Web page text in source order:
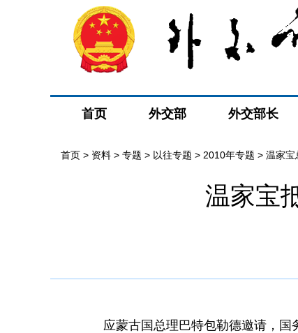
首页 外交部 外交部长
首页 > 资料 > 专题 > 以往专题 > 2010年专题 > 温家宝
温家宝
应蒙古国总理巴特包勒德邀请，国务